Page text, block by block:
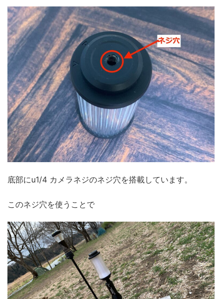
底部にu1/4 カメラネジのネジ穴を搭載しています。
このネジ穴を使うことで